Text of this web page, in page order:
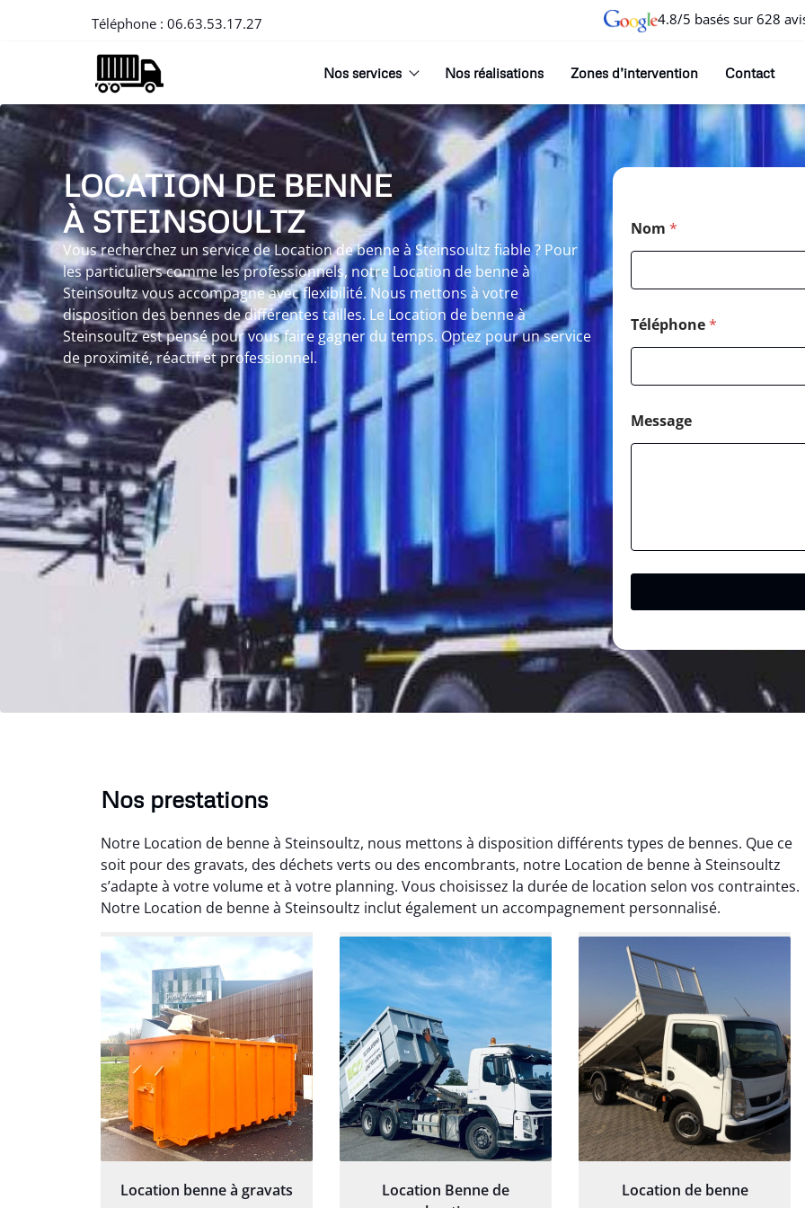
Téléphone : 06.63.53.17.27 4.8/5 basés sur 628
Nos services Nos réalisations Zones d’intervention Contact
LOCATION DE BENNE
À STEINSOULTZ
Vous recherchez un service de Location de benne à Steinsoultz fiable ? Pour
les particuliers comme les professionnels, notre Location de benne à
Steinsoultz vous accompagne avec flexibilité. Nous mettons à votre
disposition des bennes de différentes tailles. Le Location de benne à
Steinsoultz est pensé pour vous faire gagner du temps. Optez pour un service
de proximité, réactif et professionnel.
Nom *
Téléphone*
Message
Nos prestations
Notre Location de benne à Steinsoultz, nous mettons à disposition différents types de bennes. Que ce
soit pour des gravats, des déchets verts ou des encombrants, notre Location de benne à Steinsoultz
s’adapte à votre volume et à votre planning. Vous choisissez la durée de location selon vos contraintes.
Notre Location de benne à Steinsoultz inclut également un accompagnement personnalisé.
Location benne à gravats
Location Benne de
Location de benne
Aurélie Bonnet
21 juin 2024
Le service de terrassement
jardin à Var était
exceptionnel. L'équipe a
travaillé de manière efficace
et professionnelle, laissant
notre jardin impeccable et
prêt pour notre nouveau
projet d'aménagement
paysager.
Elisa Barreau
6 avril 2025
Parfait pour évacuer les
gravats de mon chantier.
Service rapide et efficace. Je
recommande sans
hésitation.